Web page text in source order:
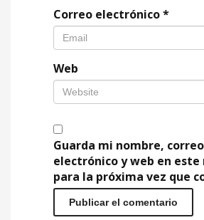
Correo electrónico*
Web
Guarda mi nombre, correo
electrónico y web en este
para la próxima vez que